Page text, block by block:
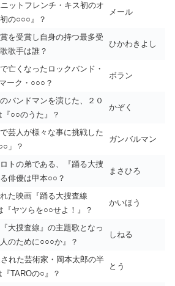
ットフレンチ・キス初のオ
の○○○』？
メール
を受賞し自身の持つ最多受
歌手は誰？
ひかわきよし
亡くなったロックバンド・
ーク・○○○？
ボラン
バンドマンを演じた、２０
○○のうた』？
かぞく
芸人が様々な事に挑戦した
」？
ガンバルマン
トの弟である、『踊る大捜
俳優は甲本○○？
まさひろ
た映画『踊る大捜査線
ヤツらを○○せよ！』？
かいほう
大捜査線』の主題歌となっ
のために○○○か』？
しねる
れた芸術家・岡本太郎の半
TAROの○』？
とう